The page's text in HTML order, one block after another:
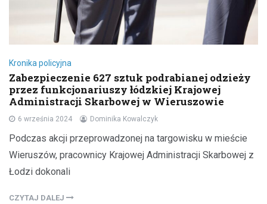
Kronika policyjna
Zabezpieczenie 627 sztuk podrabianej odzieży
przez funkcjonariuszy łódzkiej Krajowej
Administracji Skarbowej w Wieruszowie
6 września 2024 Dominika Kowalczyk
Podczas akcji przeprowadzonej na targowisku w mieście
Wieruszów, pracownicy Krajowej Administracji Skarbowej z
Łodzi dokonali
CZYTAJ DALEJ